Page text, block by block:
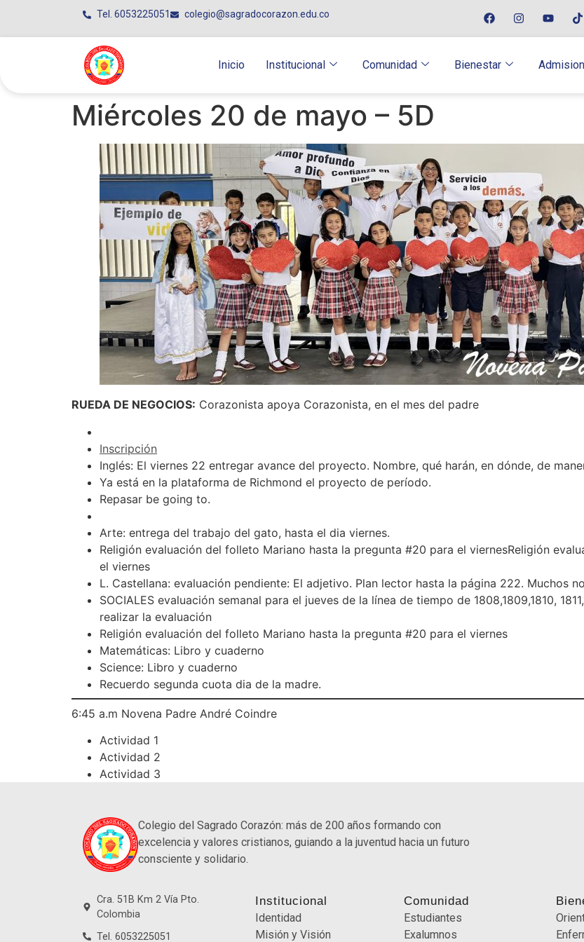
Tel. 6053225051 colegio@sagradocorazon.edu.co
Inicio Institucional Comunidad Bienestar
Miércoles 20 de mayo – 5D
RUEDA DE NEGOCIOS: Corazonista apoya Corazonista, en el mes del padre
Inscripción
Inglés: El viernes 22 entregar avance del proyecto. Nombre, qué harán, en dónde, de
Ya está en la plataforma de Richmond el proyecto de período.
Repasar be going to.
Arte: entrega del trabajo del gato, hasta el dia viernes.
Religión evaluación del folleto Mariano hasta la pregunta #20 para el viernesReligión
el viernes
L. Castellana: evaluación pendiente: El adjetivo. Plan lector hasta la página 222. Muchos
SOCIALES evaluación semanal para el jueves de la línea de tiempo de 1808,1809,1810,
realizar la evaluación
Religión evaluación del folleto Mariano hasta la pregunta #20 para el viernes
Matemáticas: Libro y cuaderno
Science: Libro y cuaderno
Recuerdo segunda cuota dia de la madre.
6:45 a.m Novena Padre André Coindre
Actividad 1
Actividad 2
Actividad 3
Colegio del Sagrado Corazón: más de 200 años formando con
excelencia y valores cristianos, guiando a la juventud hacia un futuro
consciente y solidario.
Cra. 51B Km 2 Vía Pto.
Colombia
Tel. 6053225051
Institucional
Identidad
Misión y Visión
Comunidad
Estudiantes
Exalumnos